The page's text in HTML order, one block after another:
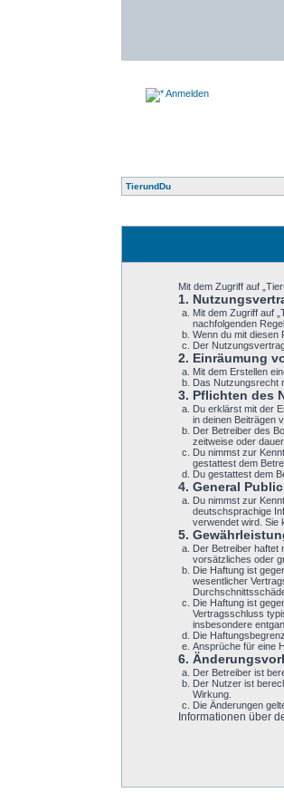
Anmelden
TierundDu
Mit dem Zugriff auf
1.
Mit dem Zugriff auf
nachfolgenden
Wenn du mit diesen
Der
2. Einräumung
Mit dem Erstellen
Das Nutzungsrecht
3. Pflichten des
Du erklärst mit der
in deinen Beiträgen
Der Betreiber des
zeitweise oder
Du nimmst zur
gestattest dem
Du gestattest dem
4. General
Du nimmst zur
deutschsprachige
verwendet wird. Sie
5.
Der Betreiber haftet
vorsätzliches oder
Die Haftung ist
wesentlicher
Die Haftung ist
Vertragsschluss
insbesondere
Die
Ansprüche für eine
6.
Der Betreiber ist
Der Nutzer ist
Wirkung.
Die Änderungen
Informationen über